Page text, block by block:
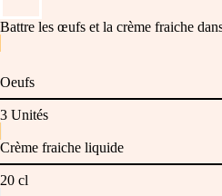
Battre les œufs et la crème fraiche
Oeufs
3 Unités
Crème fraiche liquide
20 cl